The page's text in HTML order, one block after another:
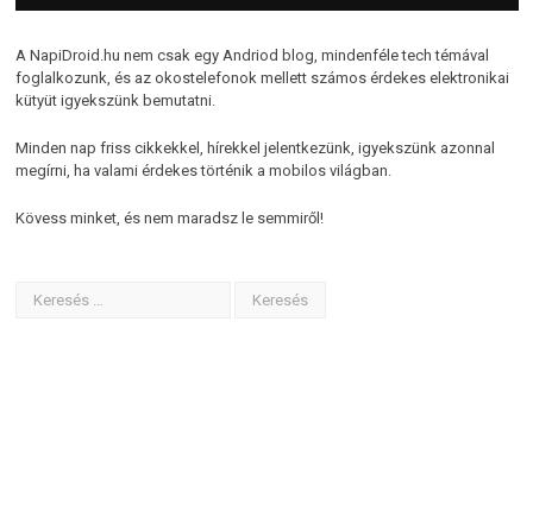
A NapiDroid.hu nem csak egy Andriod blog, mindenféle tech témával
foglalkozunk, és az okostelefonok mellett számos érdekes elektronikai
kütyüt igyekszünk bemutatni.
Minden nap friss cikkekkel, hírekkel jelentkezünk, igyekszünk azonnal
megírni, ha valami érdekes történik a mobilos világban.
Kövess minket, és nem maradsz le semmiről!